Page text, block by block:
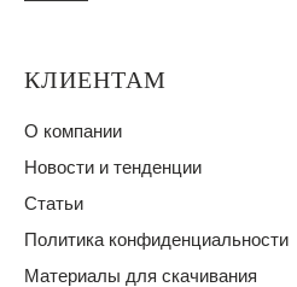
КЛИЕНТАМ
О компании
Новости и тенденции
Статьи
Политика конфиденциальности
Материалы для скачивания